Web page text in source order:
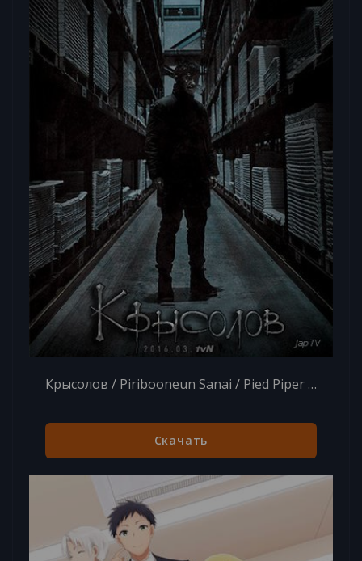
Крысолов / Piribooneun Sanai / Pied Piper [16 из 16] (2016)
Скачать